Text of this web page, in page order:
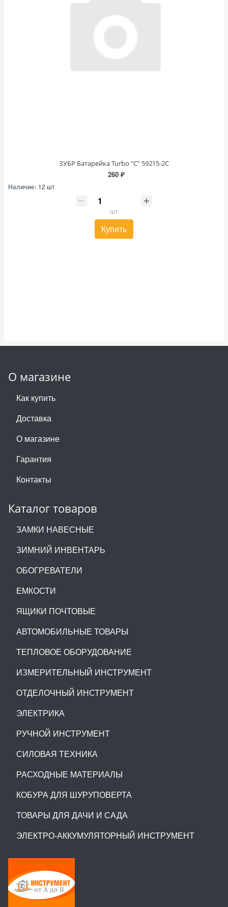
ЗУБР Батарейка Turbo "С" 59215-2С
260 ₽
Наличие: 12 шт
шт
Купить
О магазине
Как купить
Доставка
О магазине
Гарантия
Контакты
Каталог товаров
ЗАМКИ НАВЕСНЫЕ
ЗИМНИЙ ИНВЕНТАРЬ
ОБОГРЕВАТЕЛИ
ЕМКОСТИ
ЯЩИКИ ПОЧТОВЫЕ
АВТОМОБИЛЬНЫЕ ТОВАРЫ
ТЕПЛОВОЕ ОБОРУДОВАНИЕ
ИЗМЕРИТЕЛЬНЫЙ ИНСТРУМЕНТ
ОТДЕЛОЧНЫЙ ИНСТРУМЕНТ
ЭЛЕКТРИКА
РУЧНОЙ ИНСТРУМЕНТ
СИЛОВАЯ ТЕХНИКА
РАСХОДНЫЕ МАТЕРИАЛЫ
КОБУРА ДЛЯ ШУРУПОВЕРТА
ТОВАРЫ ДЛЯ ДАЧИ И САДА
ЭЛЕКТРО-АККУМУЛЯТОРНЫЙ ИНСТРУМЕНТ